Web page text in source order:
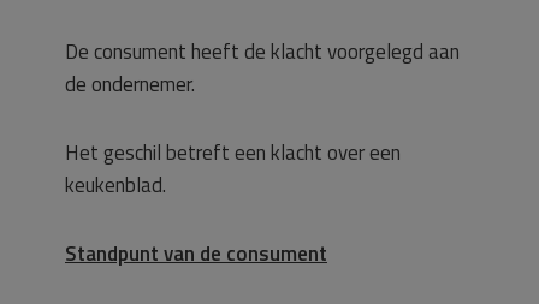
De consument heeft de klacht voorgelegd aan
de ondernemer.
Het geschil betreft een klacht over een
keukenblad.
Standpunt van de consument